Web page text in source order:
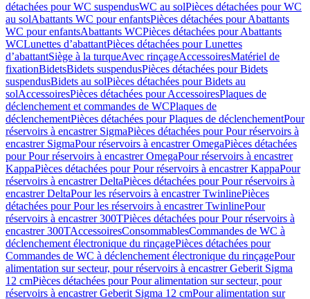
détachées pour WC suspendusWC au solPièces détachées pour WC
au solAbattants WC pour enfantsPièces détachées pour Abattants
WC pour enfantsAbattants WCPièces détachées pour Abattants
WCLunettes d’abattantPièces détachées pour Lunettes
d’abattantSiège à la turqueAvec rinçageAccessoiresMatériel de
fixationBidetsBidets suspendusPièces détachées pour Bidets
suspendusBidets au solPièces détachées pour Bidets au
solAccessoiresPièces détachées pour AccessoiresPlaques de
déclenchement et commandes de WCPlaques de
déclenchementPièces détachées pour Plaques de déclenchementPour
réservoirs à encastrer SigmaPièces détachées pour Pour réservoirs à
encastrer SigmaPour réservoirs à encastrer OmegaPièces détachées
pour Pour réservoirs à encastrer OmegaPour réservoirs à encastrer
KappaPièces détachées pour Pour réservoirs à encastrer KappaPour
réservoirs à encastrer DeltaPièces détachées pour Pour réservoirs à
encastrer DeltaPour les réservoirs à encastrer TwinlinePièces
détachées pour Pour les réservoirs à encastrer TwinlinePour
réservoirs à encastrer 300TPièces détachées pour Pour réservoirs à
encastrer 300TAccessoiresConsommablesCommandes de WC à
déclenchement électronique du rinçagePièces détachées pour
Commandes de WC à déclenchement électronique du rinçagePour
alimentation sur secteur, pour réservoirs à encastrer Geberit Sigma
12 cmPièces détachées pour Pour alimentation sur secteur, pour
réservoirs à encastrer Geberit Sigma 12 cmPour alimentation sur